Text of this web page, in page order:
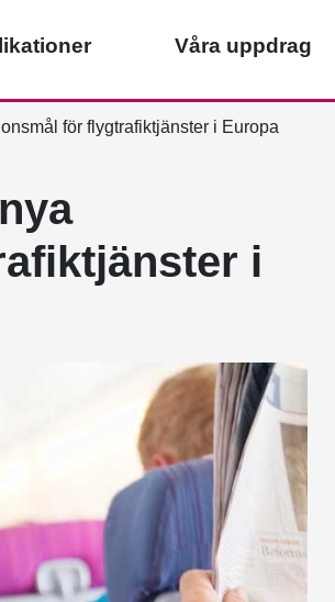
Våra uppdrag
för flygtrafiktjänster i Europa
i